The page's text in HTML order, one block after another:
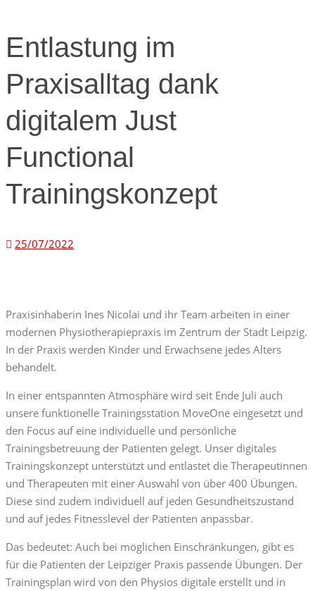
Entlastung im
Praxisalltag dank
digitalem Just
Functional
Trainingskonzept
25/07/2022
Praxisinhaberin Ines Nicolai und ihr Team arbeiten in einer
modernen Physiotherapiepraxis im Zentrum der Stadt Leipzig.
In der Praxis werden Kinder und Erwachsene jedes Alters
behandelt.
In einer entspannten Atmosphäre wird seit Ende Juli auch
unsere funktionelle Trainingsstation MoveOne eingesetzt und
den Focus auf eine individuelle und persönliche
Trainingsbetreuung der Patienten gelegt. Unser digitales
Trainingskonzept unterstützt und entlastet die Therapeutinnen
und Therapeuten mit einer Auswahl von über 400 Übungen.
Diese sind zudem individuell auf jeden Gesundheitszustand
und auf jedes Fitnesslevel der Patienten anpassbar.
Das bedeutet: Auch bei möglichen Einschränkungen, gibt es
für die Patienten der Leipziger Praxis passende Übungen. Der
Trainingsplan wird von den Physios digitale erstellt und in